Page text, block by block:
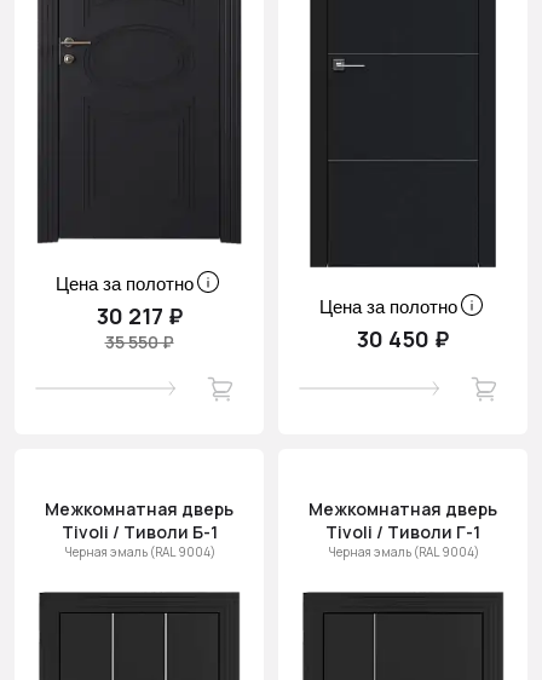
Цена за полотно
30 217 ₽
35 550 ₽
Цена за полотно
30 450 ₽
Межкомнатная дверь
Tivoli / Тиволи Б-1
Черная эмаль (RAL 9004)
Межкомнатная дверь
Tivoli / Тиволи Г-1
Черная эмаль (RAL 9004)